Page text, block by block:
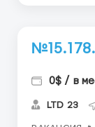
0$ / в
LTD 23